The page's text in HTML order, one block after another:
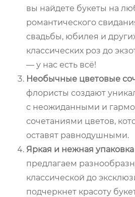
вы найдете букеты на
романтического
свадьбы, юбилея и
классических роз до
— у нас есть всё!
Необычные цветовые
флористы создают
с неожиданными и
сочетаниями цветов,
оставят равнодушными.
Яркая и нежная
предлагаем
классической до
подчеркнет красоту